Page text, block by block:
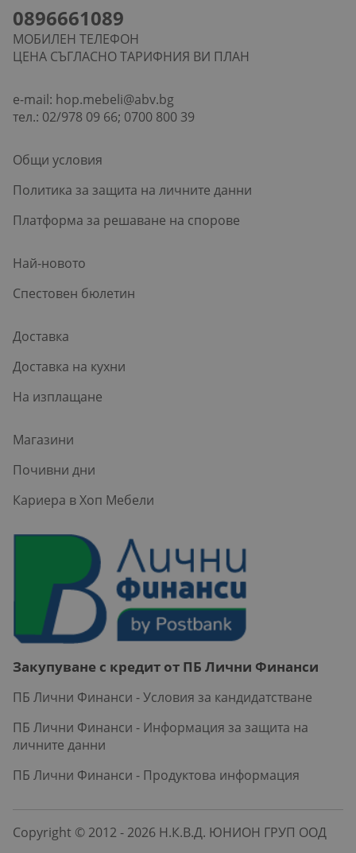
0896661089
МОБИЛЕН ТЕЛЕФОН
ЦЕНА СЪГЛАСНО ТАРИФНИЯ ВИ ПЛАН
e-mail: hop.mebeli@abv.bg
тел.: 02/978 09 66; 0700 800 39
Общи условия
Политика за защита на личните данни
Платформа за решаване на спорове
Най-новото
Спестовен бюлетин
Доставка
Доставка на кухни
На изплащане
Магазини
Почивни дни
Кариера в Хоп Мебели
Закупуване с кредит от ПБ Лични Финанси
ПБ Лични Финанси - Условия за кандидатстване
ПБ Лични Финанси - Информация за защита на
личните данни
ПБ Лични Финанси - Продуктова информация
Copyright © 2012 - 2026 Н.К.В.Д. ЮНИОН ГРУП ООД